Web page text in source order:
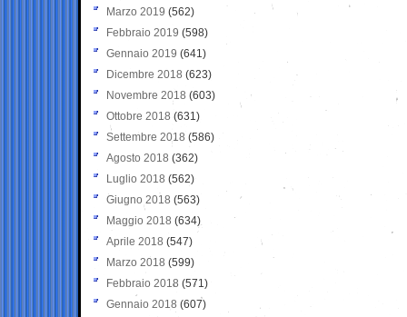
Marzo 2019 (562)
Febbraio 2019 (598)
Gennaio 2019 (641)
Dicembre 2018 (623)
Novembre 2018 (603)
Ottobre 2018 (631)
Settembre 2018 (586)
Agosto 2018 (362)
Luglio 2018 (562)
Giugno 2018 (563)
Maggio 2018 (634)
Aprile 2018 (547)
Marzo 2018 (599)
Febbraio 2018 (571)
Gennaio 2018 (607)